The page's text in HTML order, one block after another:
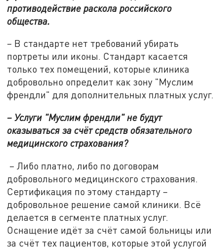
противодействие раскола российского
общества.
– В стандарте нет требований убирать
портреты или иконы. Стандарт касается
только тех помещений, которые клиника
добровольно определит как зону "Муслим
френдли" для дополнительных платных услуг.
– Услуги "Муслим френдли" не будут
оказываться за счёт средств обязательного
медицинского страхования?
– Либо платно, либо по договорам
добровольного медицинского страхования.
Сертификация по этому стандарту –
добровольное решение самой клиники. Всё
делается в сегменте платных услуг.
Оснащение идёт за счёт самой больницы или
за счёт тех пациентов, которые этой услугой